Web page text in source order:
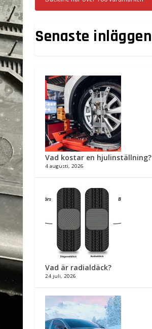
Senaste inläggen
Vad kostar en hjulinställning?
4 augusti, 2026
Vad är radialdäck?
24 juli, 2026